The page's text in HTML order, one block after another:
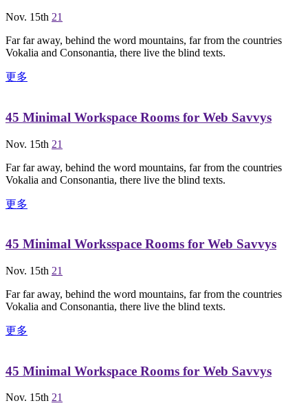
Nov. 15th 21
Far far away, behind the word mountains, far from the countries
Vokalia and Consonantia, there live the blind texts.
更多
45 Minimal Workspace Rooms for Web Savvys
Nov. 15th 21
Far far away, behind the word mountains, far from the countries
Vokalia and Consonantia, there live the blind texts.
更多
45 Minimal Worksspace Rooms for Web Savvys
Nov. 15th 21
Far far away, behind the word mountains, far from the countries
Vokalia and Consonantia, there live the blind texts.
更多
45 Minimal Workspace Rooms for Web Savvys
Nov. 15th 21